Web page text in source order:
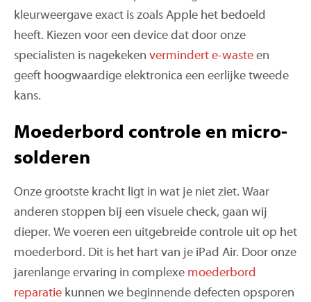
kleurweergave exact is zoals Apple het bedoeld
heeft. Kiezen voor een device dat door onze
specialisten is nagekeken vermindert e-waste en
geeft hoogwaardige elektronica een eerlijke tweede
kans.
Moederbord controle en micro-
solderen
Onze grootste kracht ligt in wat je niet ziet. Waar
anderen stoppen bij een visuele check, gaan wij
dieper. We voeren een uitgebreide controle uit op het
moederbord. Dit is het hart van je iPad Air. Door onze
jarenlange ervaring in complexe moederbord
reparatie kunnen we beginnende defecten opsporen